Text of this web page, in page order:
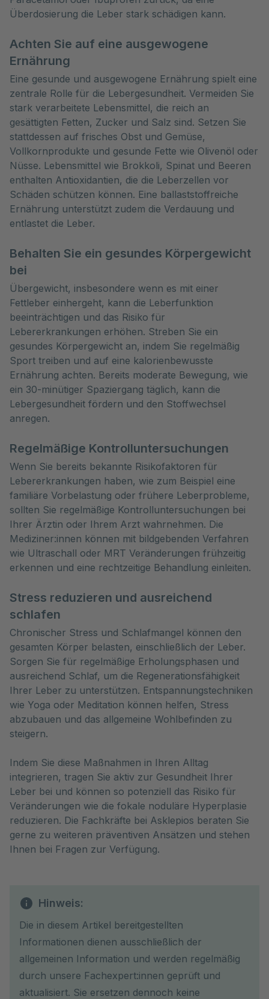
Überdosierung die Leber stark schädigen kann.
Achten Sie auf eine ausgewogene
Ernährung
Eine gesunde und ausgewogene Ernährung spielt eine
zentrale Rolle für die Lebergesundheit. Vermeiden Sie
stark verarbeitete Lebensmittel, die reich an
gesättigten Fetten, Zucker und Salz sind. Setzen Sie
stattdessen auf frisches Obst und Gemüse,
Vollkornprodukte und gesunde Fette wie Olivenöl oder
Nüsse. Lebensmittel wie Brokkoli, Spinat und Beeren
enthalten Antioxidantien, die die Leberzellen vor
Schäden schützen können. Eine ballaststoffreiche
Ernährung unterstützt zudem die Verdauung und
entlastet die Leber.
Behalten Sie ein gesundes Körpergewicht
bei
Übergewicht, insbesondere wenn es mit einer
Fettleber einhergeht, kann die Leberfunktion
beeinträchtigen und das Risiko für
Lebererkrankungen erhöhen. Streben Sie ein
gesundes Körpergewicht an, indem Sie regelmäßig
Sport treiben und auf eine kalorienbewusste
Ernährung achten. Bereits moderate Bewegung, wie
ein 30-minütiger Spaziergang täglich, kann die
Lebergesundheit fördern und den Stoffwechsel
anregen.
Regelmäßige Kontrolluntersuchungen
Wenn Sie bereits bekannte Risikofaktoren für
Lebererkrankungen haben, wie zum Beispiel eine
familiäre Vorbelastung oder frühere Leberprobleme,
sollten Sie regelmäßige Kontrolluntersuchungen bei
Ihrer Ärztin oder Ihrem Arzt wahrnehmen. Die
Mediziner:innen können mit bildgebenden Verfahren
wie Ultraschall oder MRT Veränderungen frühzeitig
erkennen und eine rechtzeitige Behandlung einleiten.
Stress reduzieren und ausreichend
schlafen
Chronischer Stress und Schlafmangel können den
gesamten Körper belasten, einschließlich der Leber.
Sorgen Sie für regelmäßige Erholungsphasen und
ausreichend Schlaf, um die Regenerationsfähigkeit
Ihrer Leber zu unterstützen. Entspannungstechniken
wie Yoga oder Meditation können helfen, Stress
abzubauen und das allgemeine Wohlbefinden zu
steigern.
Indem Sie diese Maßnahmen in Ihren Alltag
integrieren, tragen Sie aktiv zur Gesundheit Ihrer
Leber bei und können so potenziell das Risiko für
Veränderungen wie die fokale noduläre Hyperplasie
reduzieren. Die Fachkräfte bei Asklepios beraten Sie
gerne zu weiteren präventiven Ansätzen und stehen
Ihnen bei Fragen zur Verfügung.
Hinweis:
Die in diesem Artikel bereitgestellten
Informationen dienen ausschließlich der
allgemeinen Information und werden regelmäßig
durch unsere Fachexpert:innen geprüft und
aktualisiert. Sie ersetzen dennoch keine